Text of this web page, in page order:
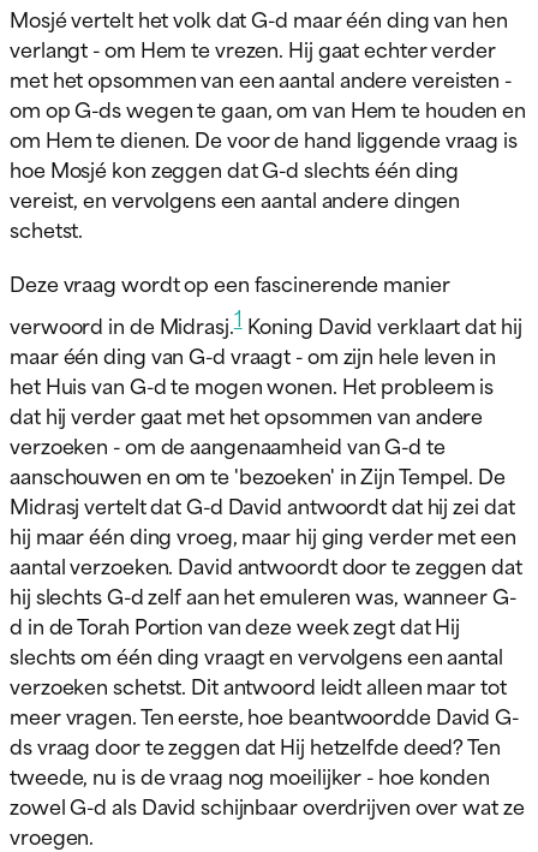
Mosjé vertelt het volk dat G-d maar één ding van hen
verlangt - om Hem te vrezen. Hij gaat echter verder
met het opsommen van een aantal andere vereisten -
om op G-ds wegen te gaan, om van Hem te houden en
om Hem te dienen. De voor de hand liggende vraag is
hoe Mosjé kon zeggen dat G-d slechts één ding
vereist, en vervolgens een aantal andere dingen
schetst.
Deze vraag wordt op een fascinerende manier
verwoord in de Midrasj.1Koning David verklaart dat hij
maar één ding van G-d vraagt - om zijn hele leven in
het Huis van G-d te mogen wonen. Het probleem is
dat hij verder gaat met het opsommen van andere
verzoeken - om de aangenaamheid van G-d te
aanschouwen en om te 'bezoeken' in Zijn Tempel. De
Midrasj vertelt dat G-d David antwoordt dat hij zei dat
hij maar één ding vroeg, maar hij ging verder met een
aantal verzoeken. David antwoordt door te zeggen dat
hij slechts G-d zelf aan het emuleren was, wanneer G-
d in de Torah Portion van deze week zegt dat Hij
slechts om één ding vraagt en vervolgens een aantal
verzoeken schetst. Dit antwoord leidt alleen maar tot
meer vragen. Ten eerste, hoe beantwoordde David G-
ds vraag door te zeggen dat Hij hetzelfde deed? Ten
tweede, nu is de vraag nog moeilijker - hoe konden
zowel G-d als David schijnbaar overdrijven over wat ze
vroegen.